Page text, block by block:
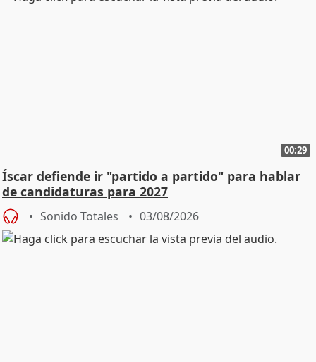
00:29
Íscar defiende ir "partido a partido" para hablar
de candidaturas para 2027
Sonido Totales 03/08/2026